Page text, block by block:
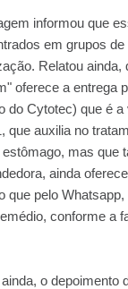
informou que
em grupos
Relatou ainda,
oferece a entrega
do Cytotec) que é
que auxilia no
mas que
ainda
que pelo
conforme a
o depoimento